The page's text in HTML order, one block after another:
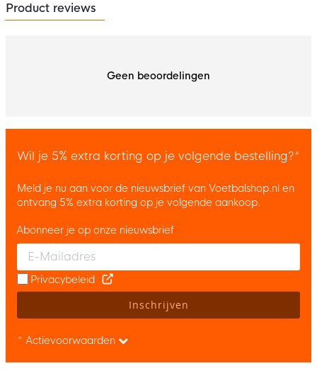
Product reviews
Geen beoordelingen
Wil je 5% extra korting op je volgende bestelling?*
Meld je nu aan voor de nieuwsbrief van Voetbalshop.nl en
ontvang 5% extra korting op je volgende aankoop.
Enter your email and accept the privacy policy to subscribe to
Abonneer je op onze nieuwsbrief
Privacybeleid
Inschrijven
* Actievoorwaarden